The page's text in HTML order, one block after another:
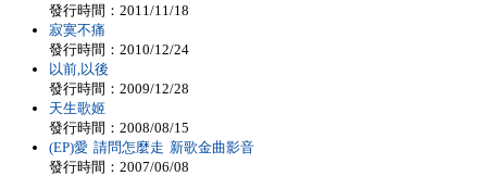
發行時間：2011/11/18
寂寞不痛
發行時間：2010/12/24
以前,以後
發行時間：2009/12/28
天生歌姬
發行時間：2008/08/15
(EP)愛 請問怎麼走 新歌金曲影音
發行時間：2007/06/08